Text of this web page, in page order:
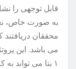
قابل توجهی را
به صورت خاص،
می باشد. این
۱ بتا می تواند به کاهش این التهاب و پیشگیری از زوال شناختی بیشتر کمک نماید.